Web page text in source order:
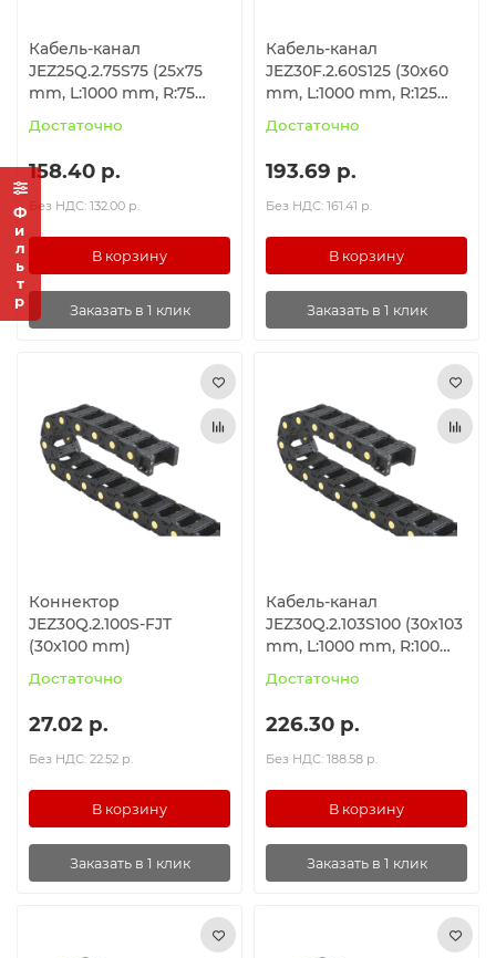
Фильтр
Кабель-канал
JEZ25Q.2.75S75 (25х75
mm, L:1000 mm, R:75
Достаточно
158.40 р.
Без НДС: 132.00 р.
В корзину
Заказать в 1 клик
Кабель-канал
JEZ30F.2.60S125 (30х60
mm, L:1000 mm, R:125
Достаточно
193.69 р.
Без НДС: 161.41 р.
В корзину
Заказать в 1 клик
Коннектор
JEZ30Q.2.100S-FJT
(30x100 mm)
Достаточно
27.02 р.
Без НДС: 22.52 р.
В корзину
Заказать в 1 клик
Кабель-канал
JEZ30Q.2.103S100 (30х103
mm, L:1000 mm, R:100
Достаточно
226.30 р.
Без НДС: 188.58 р.
В корзину
Заказать в 1 клик